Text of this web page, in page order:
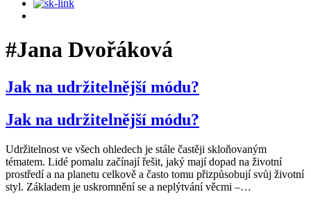
#Jana Dvořáková
Jak na udržitelnější módu?
Jak na udržitelnější módu?
Udržitelnost ve všech ohledech je stále častěji skloňovaným
tématem. Lidé pomalu začínají řešit, jaký mají dopad na životní
prostředí a na planetu celkově a často tomu přizpůsobují svůj životní
styl. Základem je uskromnění se a neplýtvání věcmi –…